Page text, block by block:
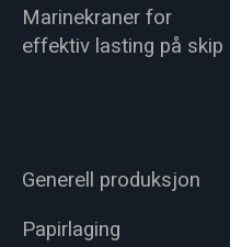
Marinekraner for
effektiv lasting på skip
Generell produksjon
Papirlaging